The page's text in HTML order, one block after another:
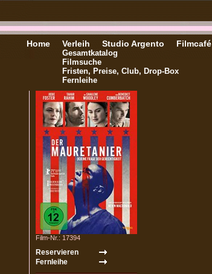
Home Verleih
Gesamtkatalog
Filmsuche
Fristen, Preise, Club, Drop-Box
Fernleihe
Studio Argento Filmcafé
Film-Nr.: 17394